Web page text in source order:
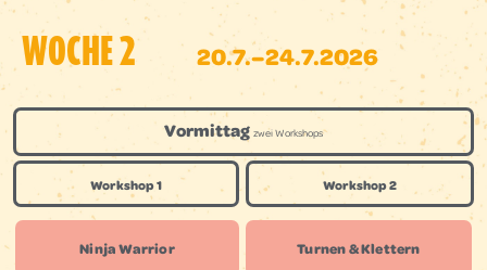
WOCHE 2 20.7.–24.7.2026
Vormittag zwei Workshops
Workshop 1
Ninja Warrior
Workshop 2
Turnen & Klettern